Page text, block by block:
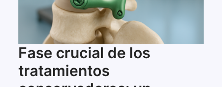
Fase crucial de los
tratamientos